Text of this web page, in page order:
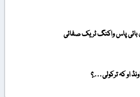
بائی پاس واکنگ ٹریک صفائی
او کہ ترکولی….؟